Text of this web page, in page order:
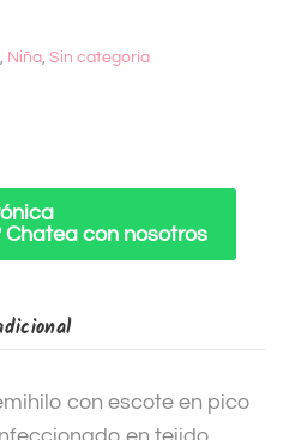
, Niña, Sin categoría
con nosotros
con escote en pico